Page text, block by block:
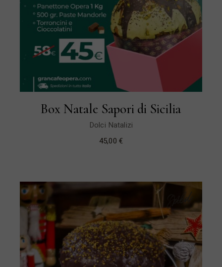
Box Natale Sapori di Sicilia
Dolci Natalizi
45,00 €
Sold
New